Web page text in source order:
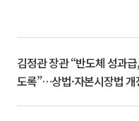
김정관 장관 “반도체 성과
도록”…상법·자본시장법 개